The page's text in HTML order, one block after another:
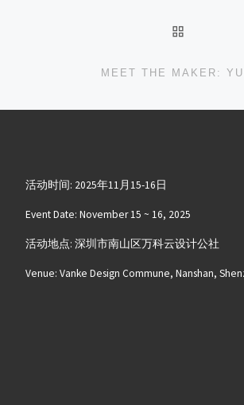
MEET THE MAKER:
活动时间: 2025年11月15-16日
Event Date: November 15 ~ 16, 2025
活动地点: 深圳市南山区万科云设计公社
Venue: Vanke Design Commune, Nanshan,